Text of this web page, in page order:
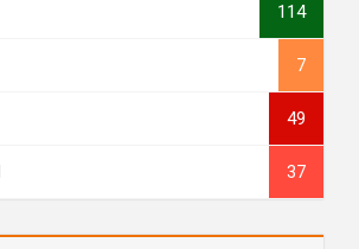
114
7
49
37